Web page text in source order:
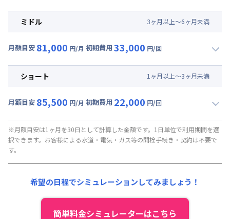
月額賃料目安(30日利用)
光熱費他 : 0円/月 (0円/日) ※賃料に含める
その他費用 :
初期費用
ミドル 3ヶ月以上～6ヶ月未満
月額目安 81,000 円/月 初期費用 33,000 円/回
月額賃料目安(30日利用)
光熱費他 : 0円/月 (0円/日) ※賃料に含める
その他費用 :
管理費: 37,500円/月 (1,250円/日)
初期費用
ショート 1 ヶ月以上～3ヶ月未満
月額目安 85,500 円/月 初期費用 22,000 円/回
月額賃料目安(30日利用)
賃料 : 48,000円/月 (1,600円/日)
光熱費他 :
その他費用 :
37,500円/月 (1,250円/日)
※月額目安は1ヶ月を30日として計算した金額です。1日単位で利用期間を選
択できます。お客様による水道・電気・ガス等の開栓手続き・契約は不要で
す。
希望の日程でシミュレーションしてみましょう！
簡単料金シミュレーターはこちら